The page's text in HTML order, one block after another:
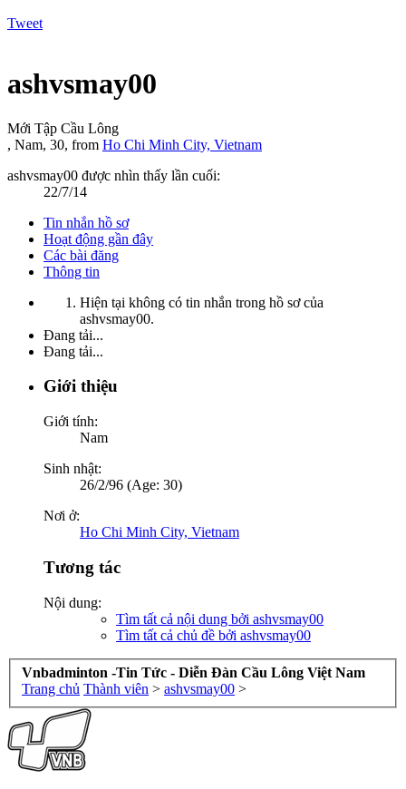
Tweet
ashvsmay00
Mới Tập Cầu Lông
, Nam, 30, from Ho Chi Minh City, Vietnam
ashvsmay00 được nhìn thấy lần cuối:
22/7/14
Tin nhắn hồ sơ
Hoạt động gần đây
Các bài đăng
Thông tin
Hiện tại không có tin nhắn trong hồ sơ của
ashvsmay00.
Đang tải...
Đang tải...
Giới thiệu
Giới tính:
Nam
Sinh nhật:
26/2/96 (Age: 30)
Nơi ở:
Ho Chi Minh City, Vietnam
Tương tác
Nội dung:
Tìm tất cả nội dung bởi ashvsmay00
Tìm tất cả chủ đề bởi ashvsmay00
Vnbadminton -Tin Tức - Diễn Đàn Cầu Lông Việt Nam
Trang chủ Thành viên > ashvsmay00 >